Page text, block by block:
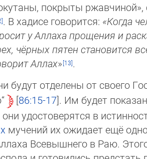
по­кры­ты
. В хадисе говорится: «Когда
у Аллаха прощения и
чёрных пятен стано­вится
Аллах»
.
будут отделены от своего
86:15-17 . Им будет
удосто­верятся в
мучений их ожидает ещё
Всевыш­него в Раю.